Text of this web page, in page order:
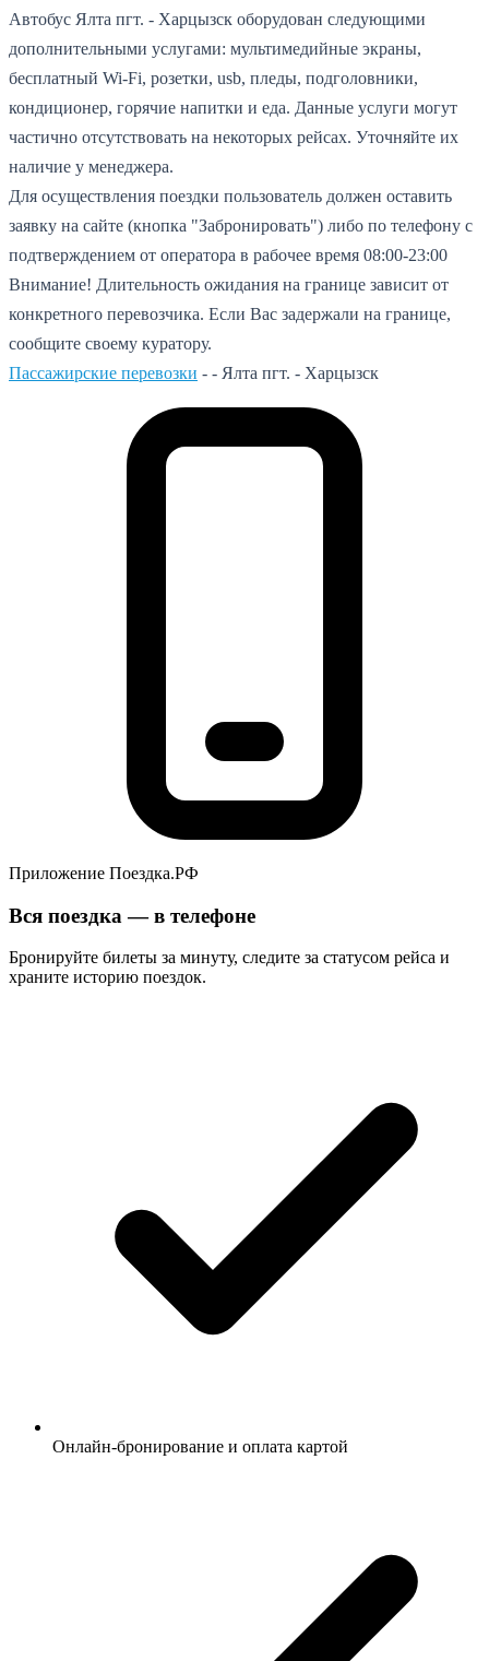
Автобус Ялта пгт. - Харцызск оборудован следующими
дополнительными услугами: мультимедийные экраны,
бесплатный Wi-Fi, розетки, usb, пледы, подголовники,
кондиционер, горячие напитки и еда. Данные услуги могут
частично отсутствовать на некоторых рейсах. Уточняйте их
наличие у менеджера.
Для осуществления поездки пользователь должен оставить
заявку на сайте (кнопка "Забронировать") либо по телефону с
подтверждением от оператора в рабочее время 08:00-23:00
Внимание! Длительность ожидания на границе зависит от
конкретного перевозчика. Если Вас задержали на границе,
сообщите своему куратору.
Пассажирские перевозки - - Ялта пгт. - Харцызск
Приложение Поездка.РФ
Вся поездка — в телефоне
Бронируйте билеты за минуту, следите за статусом рейса и
храните историю поездок.
Онлайн-бронирование и оплата картой